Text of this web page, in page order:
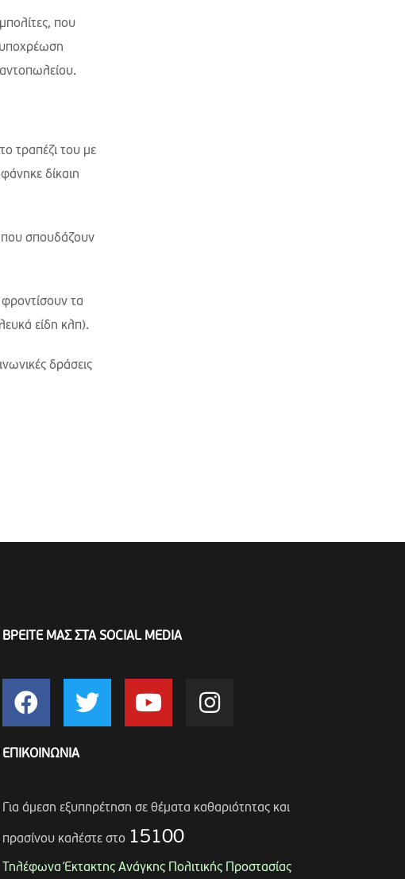
που
τραπέζι του με
δίκαιη
που σπουδάζουν
φροντίσουν τα
είδη κλπ).
δράσεις
ΒΡΕΙΤΕ ΜΑΣ ΣΤΑ SOCIAL MEDIA
ΕΠΙΚΟΙΝΩΝΙΑ
Για άμεση εξυπηρέτηση σε θέματα καθαριότητας και
πρασίνου καλέστε στο 15100
Τηλέφωνα Έκτακτης Ανάγκης Πολιτικής Προστασίας